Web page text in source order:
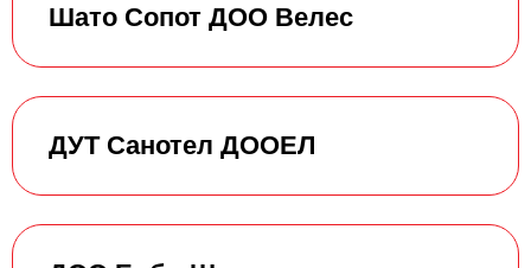
Шато Сопот ДОО Велес
ДУТ Санотел ДООЕЛ